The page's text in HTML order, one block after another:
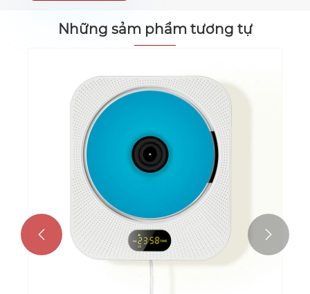
Những sảm phẩm tương tự
 